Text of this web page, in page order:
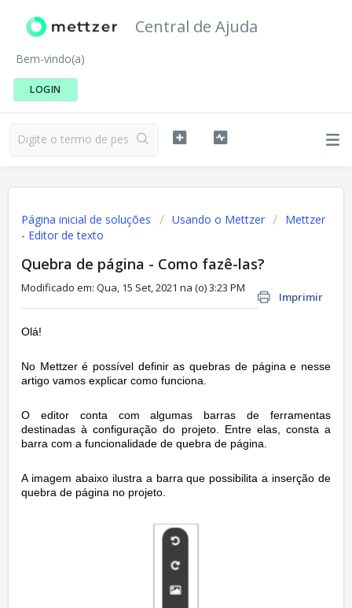
Central de Ajuda
Bem-vindo(a)
LOGIN
Página inicial de soluções Usando o Mettzer
Mettzer
- Editor de texto
Quebra de página - Como fazê-las?
Imprimir
Modificado em: Qua, 15 Set, 2021 na (o) 3:23 PM
Olá!
No Mettzer é possível definir as quebras de página e nesse
artigo vamos explicar como funciona.
O editor conta com algumas barras de ferramentas
destinadas à configuração do projeto. Entre elas, consta a
barra com a funcionalidade de quebra de página.
A imagem abaixo ilustra a barra que possibilita a inserção de
quebra de página no projeto.